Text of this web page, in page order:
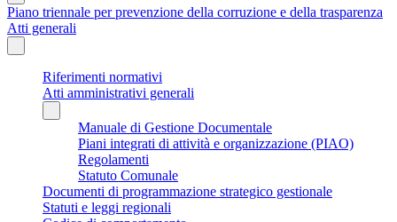
Piano triennale per prevenzione della corruzione e della trasparenza
Atti generali
Riferimenti normativi
Atti amministrativi generali
Manuale di Gestione Documentale
Piani integrati di attività e organizzazione (PIAO)
Regolamenti
Statuto Comunale
Documenti di programmazione strategico gestionale
Statuti e leggi regionali